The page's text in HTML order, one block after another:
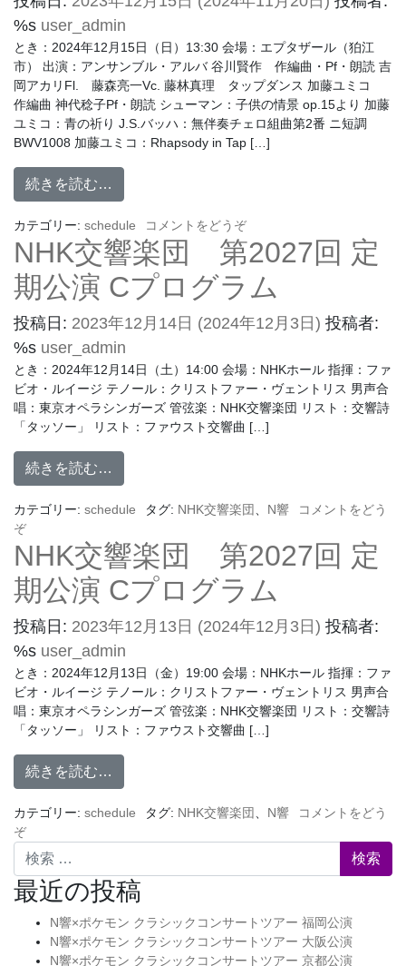
%s user_admin
とき：2024年12月15日（日）13:30 会場：エプタザール（狛江
市） 出演：アンサンブル・アルバ 谷川賢作 作編曲・Pf・朗読 吉
岡アカリFl. 藤森亮一Vc. 藤林真理 タップダンス 加藤ユミコ
作編曲 神代稔子Pf・朗読 シューマン：子供の情景 op.15より 加藤
ユミコ：青の祈り J.S.バッハ：無伴奏チェロ組曲第2番 ニ短調
BWV1008 加藤ユミコ：Rhapsody in Tap […]
続きを読む…
カテゴリー: schedule コメントをどうぞ
NHK交響楽団 第2027回 定
期公演 Cプログラム
投稿日: 2023年12月14日 (2024年12月3日) 投稿者:
%s user_admin
とき：2024年12月14日（土）14:00 会場：NHKホール 指揮：ファ
ビオ・ルイージ テノール：クリストファー・ヴェントリス 男声合
唱：東京オペラシンガーズ 管弦楽：NHK交響楽団 リスト：交響詩
「タッソー」 リスト：ファウスト交響曲 […]
続きを読む…
カテゴリー: schedule タグ: NHK交響楽団 N響
コメントをどう
ぞ
NHK交響楽団 第2027回 定
期公演 Cプログラム
投稿日: 2023年12月13日 (2024年12月3日) 投稿者:
%s user_admin
とき：2024年12月13日（金）19:00 会場：NHKホール 指揮：ファ
ビオ・ルイージ テノール：クリストファー・ヴェントリス 男声合
唱：東京オペラシンガーズ 管弦楽：NHK交響楽団 リスト：交響詩
「タッソー」 リスト：ファウスト交響曲 […]
続きを読む…
カテゴリー: schedule タグ: NHK交響楽団 N響
コメントをどう
ぞ
検索
最近の投稿
N響×ポケモン クラシックコンサートツアー 福岡公演
N響×ポケモン クラシックコンサートツアー 大阪公演
N響×ポケモン クラシックコンサートツアー 京都公演